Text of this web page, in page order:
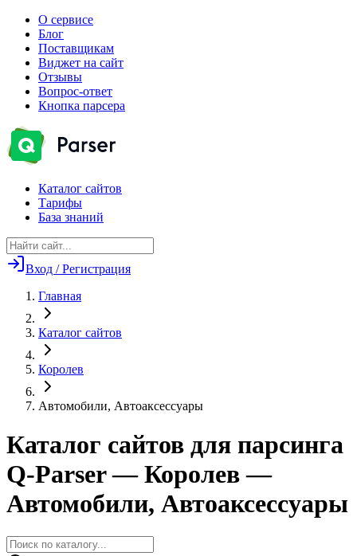
О сервисе
Блог
Поставщикам
Виджет на сайт
Отзывы
Вопрос-ответ
Кнопка парсера
Каталог сайтов
Тарифы
База знаний
Вход / Регистрация
Главная
Каталог сайтов
Королев
Автомобили, Автоаксессуары
Каталог сайтов для парсинга
Q-Parser— Королев —
Автомобили, Автоаксессуары